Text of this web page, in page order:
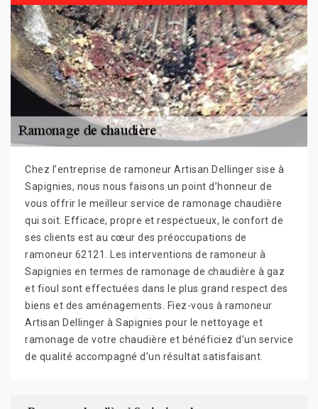
Chez l’entreprise de ramoneur Artisan Dellinger sise à
Sapignies, nous nous faisons un point d’honneur de
vous offrir le meilleur service de ramonage chaudière
qui soit. Efficace, propre et respectueux, le confort de
ses clients est au cœur des préoccupations de
ramoneur 62121. Les interventions de ramoneur à
Sapignies en termes de ramonage de chaudière à gaz
et fioul sont effectuées dans le plus grand respect des
biens et des aménagements. Fiez-vous à ramoneur
Artisan Dellinger à Sapignies pour le nettoyage et
ramonage de votre chaudière et bénéficiez d’un service
de qualité accompagné d’un résultat satisfaisant.